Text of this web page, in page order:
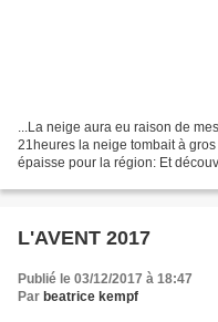
...La neige aura eu raison de
21heures la neige tombait à
épaisse pour la région: Et
L'AVENT 2017
Publié le 03/12/2017 à 18:47
Par beatrice kempf